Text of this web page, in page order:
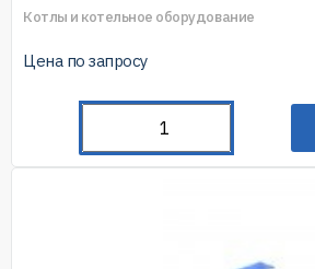
Котлы и котельное оборудование
Цена по запросу